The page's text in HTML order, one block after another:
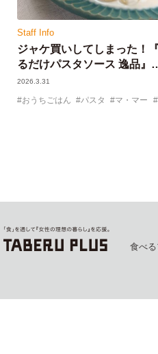
Staff Info
ジャケ買いしてしまった！
るだけパスタソース 逸品』
2026.3.31
おうちごはん パスタ マ・マー
食べ